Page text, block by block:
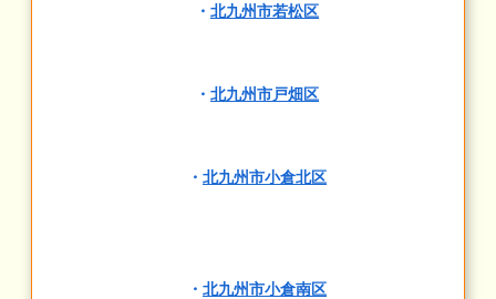
・ 北九州市若松区
・ 北九州市戸畑区
・ 北九州市小倉北区
・ 北九州市小倉南区